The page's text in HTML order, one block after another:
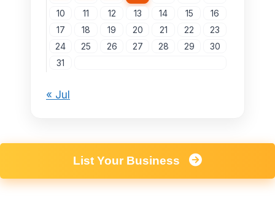
10 11 12 13 14 15
16
17
18 19 20 21 22
23
24
25 26 27 28 29
30
31
« Jul
List Your Business